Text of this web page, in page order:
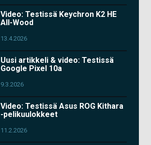
Video: Testissä Keychron K2 HE
All-Wood
13.4.2026
Uusi artikkeli & video: Testissä
Google Pixel 10a
9.3.2026
Video: Testissä Asus ROG Kithara
-pelikuulokkeet
11.2.2026